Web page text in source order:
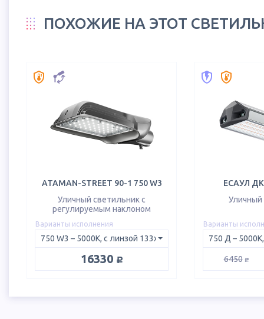
ПОХОЖИЕ НА ЭТОТ
ATAMAN-STREET 90-1 750 W3
Уличный светильник с
регулируемым наклоном
Варианты исполнения
16330 руб.
ЕСАУЛ
Уличный
Варианты
6450 руб.